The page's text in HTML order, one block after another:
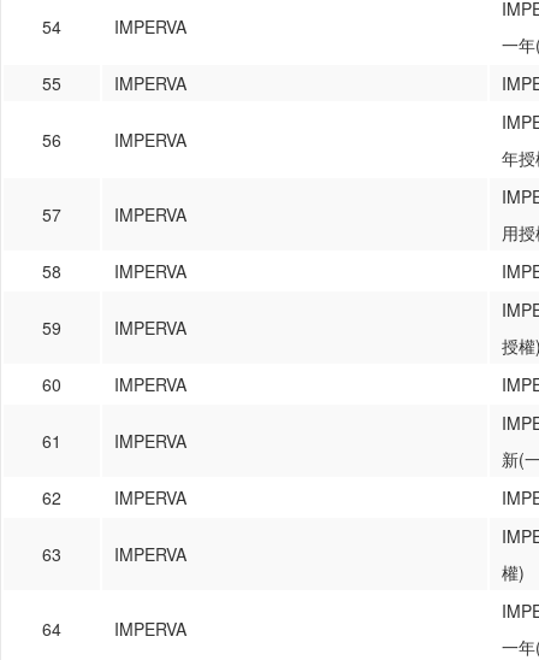
54 IMPERVA
一
55
IMPERVA
56 IMPERVA
年
57 IMPERVA
用
58
IMPERVA
59 IMPERVA
授
60
IMPERVA
61 IMPERVA
新(
62
IMPERVA
63 IMPERVA
權)
64 IMPERVA
一